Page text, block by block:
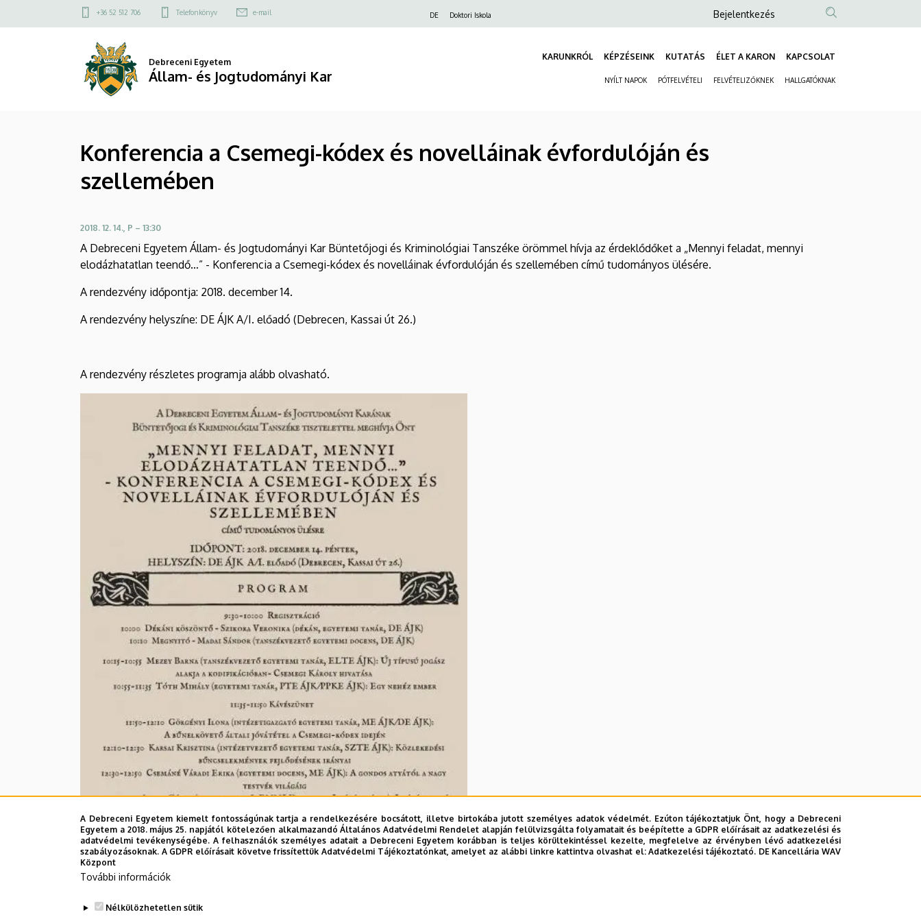
Konferencia
Csemegi-
novelláinak
évfordulóján
szellemében
a
Felső
menü
+36 52 512 706 Telefonkönyv e-mail DE Doktori Iskola
Anonim
fiók
menüje
Bejelentkezés
Debreceni Egyetem
Állam- és Jogtudományi Kar
KARUNKRÓL KÉPZÉSEINK KUTATÁS ÉLET A KARON KAPCSOLAT
NYÍLT NAPOK PÓTFELVÉTELI FELVÉTELIZŐKNEK HALLGATÓKNAK
Konferencia a Csemegi-kódex és novelláinak évfordulóján és
szellemében
2018. 12. 14., P – 13:30
A Debreceni Egyetem Állam- és Jogtudományi Kar Büntetőjogi és Kriminológiai Tanszéke örömmel hívja az érdeklődőket a „Mennyi feladat, mennyi
elodázhatatlan teendő…” - Konferencia a Csemegi-kódex és novelláinak évfordulóján és szellemében című tudományos ülésére.
A rendezvény időpontja: 2018. december 14.
A rendezvény helyszíne: DE ÁJK A/I. előadó (Debrecen, Kassai út 26.)
A rendezvény részletes programja alább olvasható.
A Debreceni Egyetem kiemelt fontosságúnak tartja a rendelkezésére bocsátott, illetve birtokába jutott személyes adatok védelmét. Ezúton tájékoztatjuk Önt, hogy a Debreceni
Egyetem a 2018. május 25. napjától kötelezően alkalmazandó Általános Adatvédelmi Rendelet alapján felülvizsgálta folyamatait és beépítette a GDPR előírásait az adatkezelési és
adatvédelmi tevékenységébe. A felhasználók személyes adatait a Debreceni Egyetem korábban is teljes körültekintéssel kezelte, megfelelve az érvényben lévő adatkezelési
szabályozásoknak. A GDPR előírásait követve frissítettük Adatvédelmi Tájékoztatónkat, amelyet az alábbi linkre kattintva olvashat el:Adatkezelési tájékoztató. DE Kancellária WAV
Központ
További információk
Nélkülözhetetlen sütik